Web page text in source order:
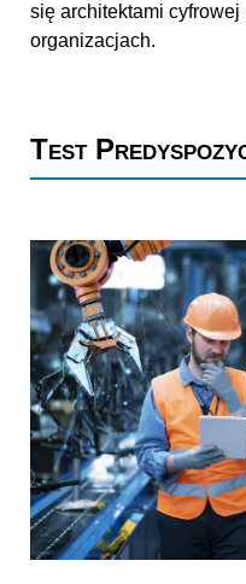
się architektami cyfrowej
organizacjach.
Test